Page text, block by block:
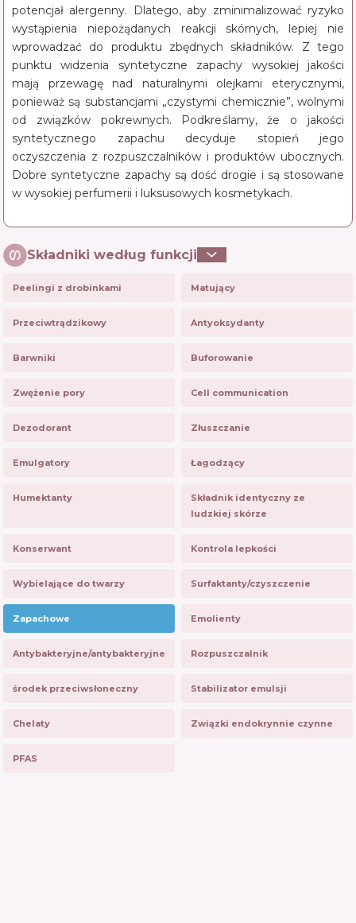
potencjał alergenny. Dlatego, aby zminimalizować ryzyko
wystąpienia niepożądanych reakcji skórnych, lepiej nie
wprowadzać do produktu zbędnych składników. Z tego
punktu widzenia syntetyczne zapachy wysokiej jakości
mają przewagę nad naturalnymi olejkami eterycznymi,
ponieważ są substancjami „czystymi chemicznie”, wolnymi
od związków pokrewnych. Podkreślamy, że o jakości
syntetycznego zapachu decyduje stopień jego
oczyszczenia z rozpuszczalników i produktów ubocznych.
Dobre syntetyczne zapachy są dość drogie i są stosowane
w wysokiej perfumerii i luksusowych kosmetykach.
Składniki według funkcji
Peelingi z drobinkami Matujący
Przeciwtrądzikowy Antyoksydanty
Barwniki Buforowanie
Zwężenie pory Cell communication
Dezodorant Złuszczanie
Emulgatory Łagodzący
Humektanty
Składnik identyczny ze
ludzkiej skórze
Konserwant Kontrola lepkości
Wybielające do twarzy Surfaktanty/czyszczenie
Zapachowe Emolienty
Antybakteryjne/antybakteryjne Rozpuszczalnik
środek przeciwsłoneczny Stabilizator emulsji
Chelaty Związki endokrynnie czynne
PFAS